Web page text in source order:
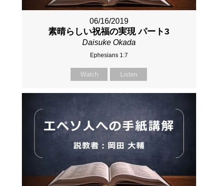
06/16/2019
素晴らしい祝福の実現 パート3
Daisuke Okada
Ephesians 1:7
Watch Listen